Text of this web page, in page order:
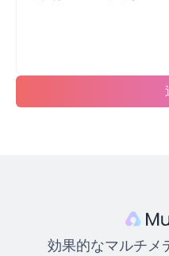
効果的なマルチメ